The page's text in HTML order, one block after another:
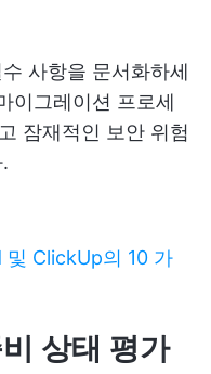
사항을 문서화하세
이그레이션 프로세
잠재적인 보안 위험
및 ClickUp의 10 가
상태 평가